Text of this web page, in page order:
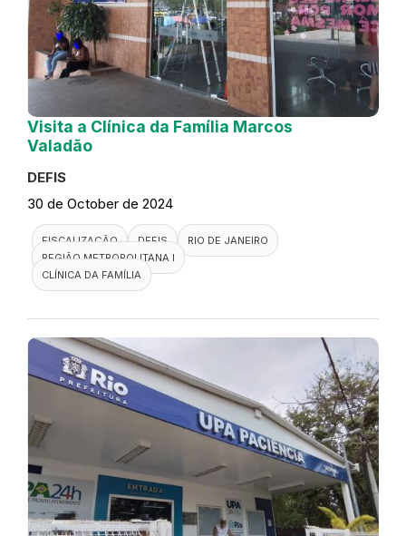
Visita a Clínica da Família Marcos
Valadão
DEFIS
30 de October de 2024
FISCALIZAÇÃO DEFIS
RIO DE JANEIRO
REGIÃO METROPOLITANA I
CLÍNICA DA FAMÍLIA